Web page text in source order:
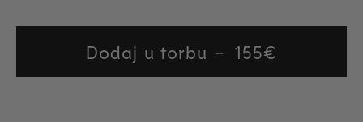
Dodaj u torbu
Regular
price
155€